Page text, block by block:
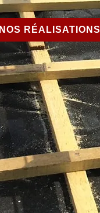
NOS RÉALISATIONS